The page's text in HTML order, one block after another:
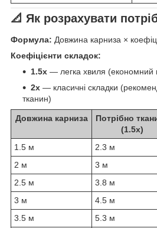
📐 Як розрахувати
Формула: Довжина карниза ×
Коефіцієнти складок:
1.5x — легка хвиля (економний
2x — класичні складки
тканин)
Довжина карниза
Потрібно
(1.5x)
1.5 м
2.3 м
2 м
3 м
2.5 м
3.8 м
3 м
4.5 м
3.5 м
5.3 м